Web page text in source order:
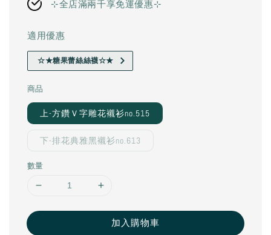
⊹全店滿兩千享免運優惠⊹
適用優惠
☆★糖果蕾絲絲襪☆★
商品
上-方鑽Ｖ字雕花襯衫no.515
下-排花典雅黑襯衫no.613
數量
加入購物車